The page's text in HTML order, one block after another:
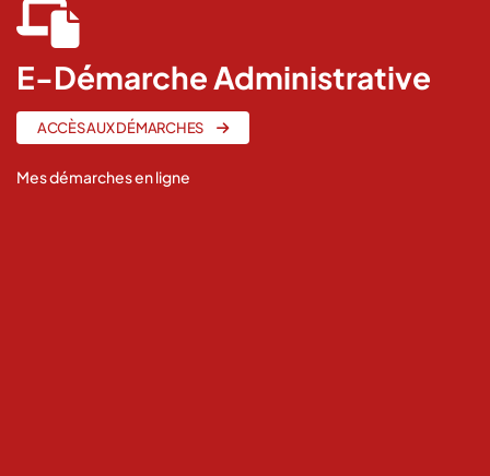
file
E-Démarche Administrative
ACCÈS AUX DÉMARCHES
Mes démarches en ligne